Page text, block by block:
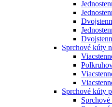
Sprchové kúty
Sprchové kúty